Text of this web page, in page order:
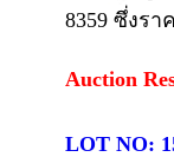
8359 ซึ่งรา
Auction
LOT NO: